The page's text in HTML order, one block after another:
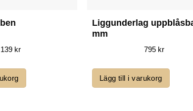
139 kr
Liggunderlag
mm
795 kr
Lägg till i varukorg